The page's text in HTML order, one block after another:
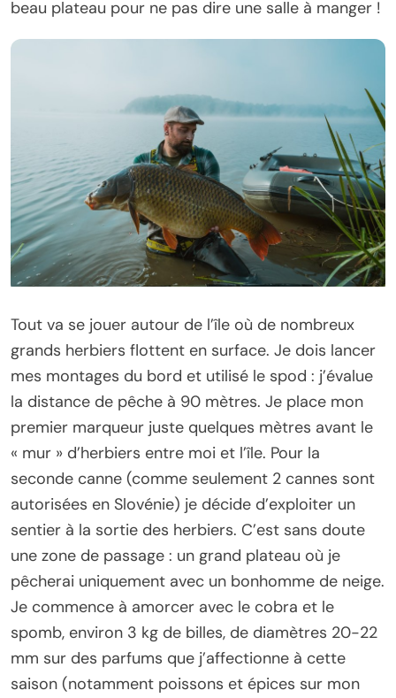
beau plateau pour ne pas dire une salle à manger !
Tout va se jouer autour de l’île où de nombreux
grands herbiers flottent en surface. Je dois lancer
mes montages du bord et utilisé le spod : j’évalue
la distance de pêche à 90 mètres. Je place mon
premier marqueur juste quelques mètres avant le
« mur » d’herbiers entre moi et l’île. Pour la
seconde canne (comme seulement 2 cannes sont
autorisées en Slovénie) je décide d’exploiter un
sentier à la sortie des herbiers. C’est sans doute
une zone de passage : un grand plateau où je
pêcherai uniquement avec un bonhomme de neige.
Je commence à amorcer avec le cobra et le
spomb, environ 3 kg de billes, de diamètres 20-22
mm sur des parfums que j’affectionne à cette
saison (notamment poissons et épices sur mon